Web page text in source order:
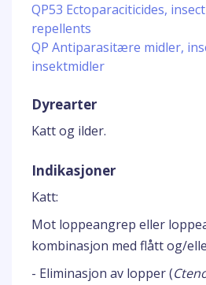
QP53 Ectoparaciticides,
repellents
QP Antiparasitære midler,
insektmidler
Dyrearter
Katt og ilder.
Indikasjoner
Katt:
Mot loppeangrep eller
kombinasjon med flått og/
- Eliminasjon av lopper (